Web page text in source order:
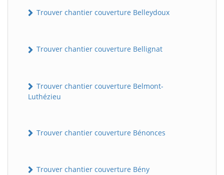
Trouver chantier couverture Belleydoux
Trouver chantier couverture Bellignat
Trouver chantier couverture Belmont-
Luthézieu
Trouver chantier couverture Bénonces
Trouver chantier couverture Bény